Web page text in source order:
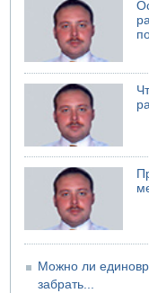
В Бат-Яме утонул
07.08.2026 08:29
Стрельба в школе
Недалеко от Бейт-
07.08.2026 06:24
Саудовская
Можно ли
забрать...